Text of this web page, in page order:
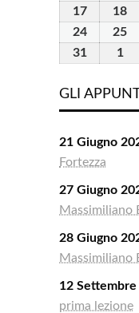
2026
Agosto
2026
1717
Agosto
18
2424
Agosto
25
3131
2026
11
GLI
21 Giugno
Fortezza
27 Giugno
Massimiliano
28 Giugno
Massimiliano
12
prima lezione